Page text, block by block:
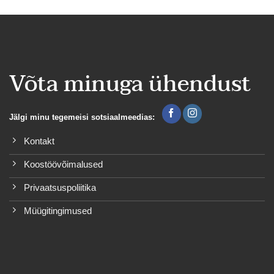
Võta minuga ühendust
Jälgi minu tegemeisi sotsiaalmeedias:
Kontakt
Koostöövõimalused
Privaatsuspoliitika
Müügitingimused